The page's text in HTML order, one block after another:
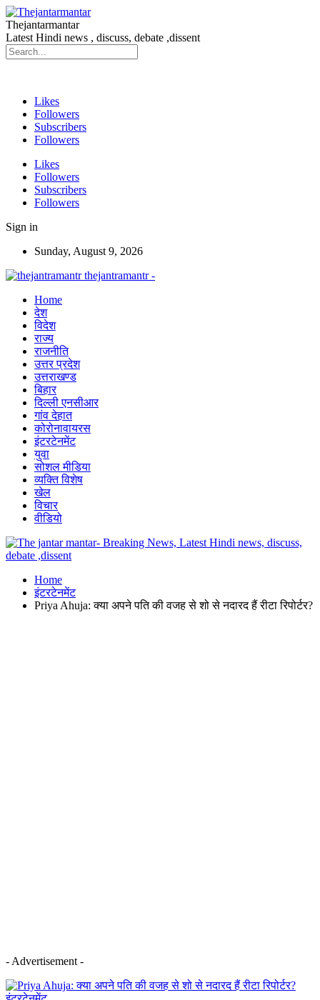
Thejantarmantar
Latest Hindi news , discuss, debate ,dissent
Likes
Followers
Subscribers
Followers
Likes
Followers
Subscribers
Followers
Sign in
Sunday, August 9, 2026
thejantramantr -
Home
देश
विदेश
राज्य
राजनीति
उत्तर प्रदेश
उत्तराखण्ड
बिहार
दिल्ली एनसीआर
गांव देहात
कोरोनावायरस
इंटरटेनमेंट
युवा
सोशल मीडिया
व्यक्ति विशेष
खेल
विचार
वीडियो
Home
इंटरटेनमेंट
Priya Ahuja: क्या अपने पति की वजह से शो से नदारद हैं रीटा रिपोर्टर?
- Advertisement -